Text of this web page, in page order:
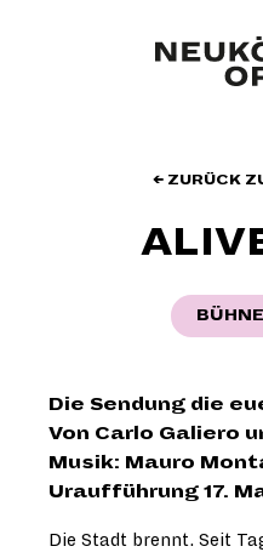
← ZURÜCK
Die Sendung die
Von Carlo Galiero
Musik: Mauro
Uraufführung 17.
Die Stadt brennt. Seit